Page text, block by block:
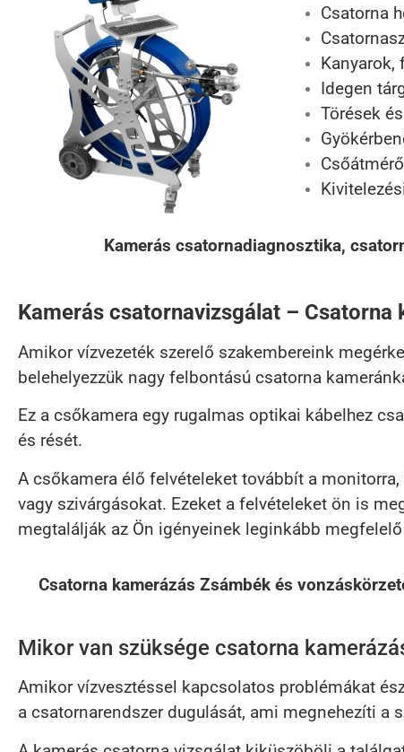
Csatorna
Idegen
Törések
Kamerás csatornadiagnosztika,
Kamerás csatornavizsgálat –
Amikor vízvezeték szerelő szakembereink
belehelyezzük nagy felbontású csatorna
Ez a csőkamera egy rugalmas optikai kábelhez
és rését.
A csőkamera élő felvételeket továbbít a
vagy szivárgásokat. Ezeket a felvételeket ön is
megtalálják az Ön igényeinek leginkább
Csatorna kamerázás Zsámbék és
Mikor van szüksége csatorna
Amikor vízvesztéssel kapcsolatos problémákat
a csatornarendszer dugulását, ami megnehezíti a